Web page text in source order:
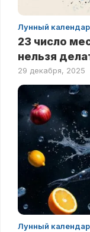
Лунный
23 число
нельзя
29 декабря, 2025
Лунный